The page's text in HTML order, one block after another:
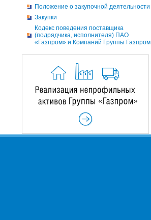
Положение о закупочной деятельности
Закупки
Кодекс поведения поставщика
(подрядчика, исполнителя) ПАО
«Газпром» и Компаний Группы Газпром